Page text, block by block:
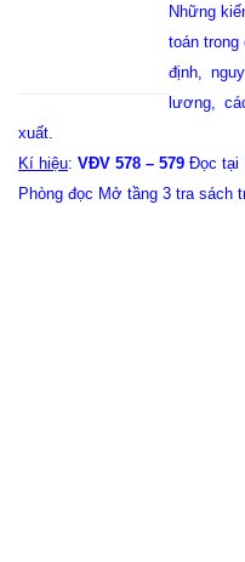
Những
toán trong
định,
lương,
xuất.
Kí hiệu: VĐV 578 – 579 Đọc tại
Phòng đọc Mở tầng 3 tra sách